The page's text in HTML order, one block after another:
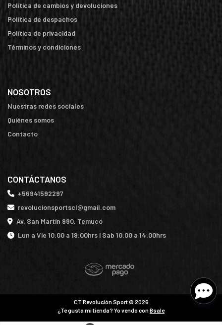
Política de cambios y devoluciones
Política de despachos
Política de privacidad
Términos y condiciones
NOSOTROS
Nuestras redes sociales
Quiénes somos
Contacto
CONTÁCTANOS
+56941592297
revolucionsportscl@gmail.com
Av. San Martín 980, Temuco
Lun a Vie 10:00 a 19:00hrs | Sab 10:00 a 14:00hrs
CT Revolución Sport © 2026
¿Te gusta mi tienda? Yo vendo conBsale